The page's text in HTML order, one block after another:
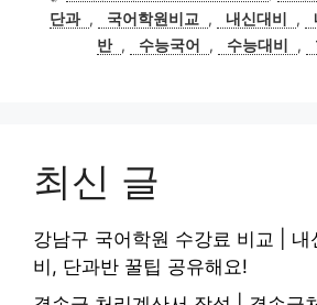
그
단과 , 국어학원비교 , 내신대비 ,
반 , 수능국어 , 수능대비 ,
최신 글
강남구 국어학원 수강료 비교 | 내
비, 단과반 꿀팁 공유해요!